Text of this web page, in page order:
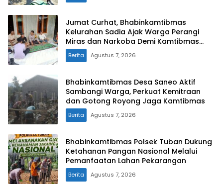
Jumat Curhat, Bhabinkamtibmas
Kelurahan Sadia Ajak Warga Perangi
Miras dan Narkoba Demi Kamtibmas
Kondusif
Berita Agustus 7, 2026
Bhabinkamtibmas Desa Saneo Aktif
Sambangi Warga, Perkuat Kemitraan
dan Gotong Royong Jaga Kamtibmas
Berita Agustus 7, 2026
Bhabinkamtibmas Polsek Tuban Dukung
Ketahanan Pangan Nasional Melalui
Pemanfaatan Lahan Pekarangan
Berita Agustus 7, 2026